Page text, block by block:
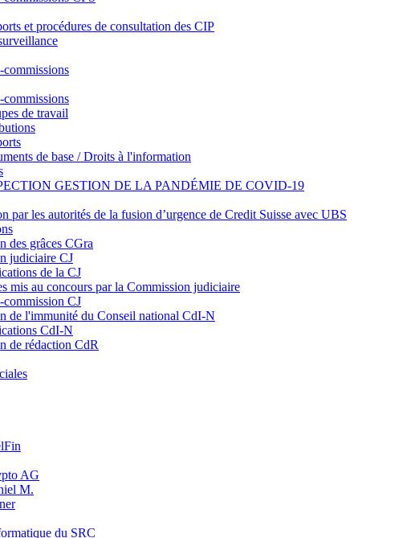
et procédures de consultation des CIP
commissions
commissions
de travail
de base / Droits à l'information
GESTION DE LA PANDÉMIE DE COVID-19
par les autorités de la fusion d’urgence de Credit Suisse avec UBS
des grâces CGra
judiciaire CJ
de la CJ
mis au concours par la Commission judiciaire
commission CJ
de l'immunité du Conseil national CdI-N
CdI-N
de rédaction CdR
AG
M.
du SRC